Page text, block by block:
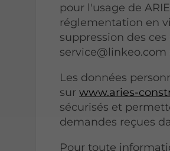
pour l'usage de
réglementation en
suppression des
service@linkeo.com
Les données
surwww.aries-
sécurisés et
demandes reçues
Pour toute